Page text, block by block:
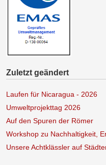
Zuletzt geändert
Laufen für Nicaragua - 2026
Umweltprojekttag 2026
Auf den Spuren der Römer
Workshop zu Nachhaltigkeit,
Unsere Achtklässler auf